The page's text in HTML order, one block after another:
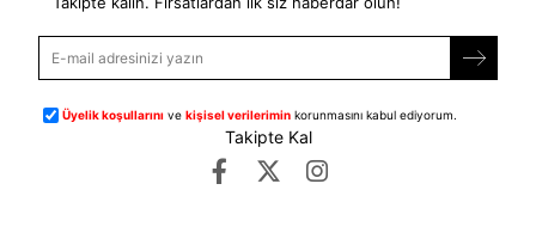
Üyelik koşullarını vekişisel verilerimin korunmasını kabul ediyorum.
Takipte Kal